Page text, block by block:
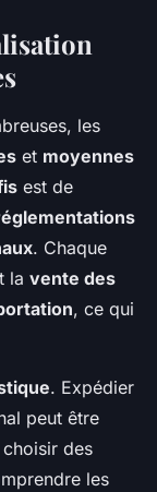
les
et moyennes
est de
. Chaque
la vente des
, ce qui
. Expédier
peut être
des
les